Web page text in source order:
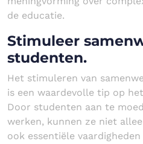
de educatie.
Stimuleer
studenten.
Het stimuleren van
is een waardevolle tip op
Door studenten aan te
werken, kunnen ze niet
ook essentiële